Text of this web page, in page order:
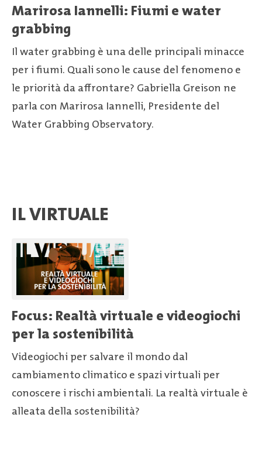
Marirosa Iannelli: Fiumi e water
grabbing
Il water grabbing è una delle principali minacce
per i fiumi. Quali sono le cause del fenomeno e
le priorità da affrontare? Gabriella Greison ne
parla con Marirosa Iannelli, Presidente del
Water Grabbing Observatory.
IL VIRTUALE
Focus: Realtà virtuale e videogiochi
per la sostenibilità
Videogiochi per salvare il mondo dal
cambiamento climatico e spazi virtuali per
conoscere i rischi ambientali. La realtà virtuale è
alleata della sostenibilità?